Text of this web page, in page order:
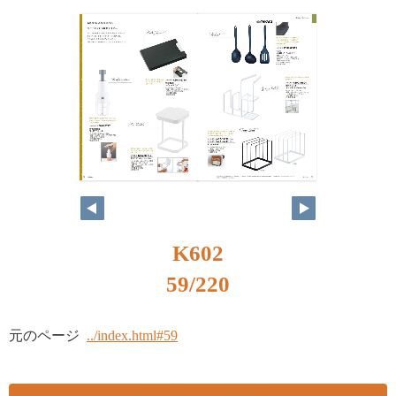
K602
59/220
元のページ ../index.html#59